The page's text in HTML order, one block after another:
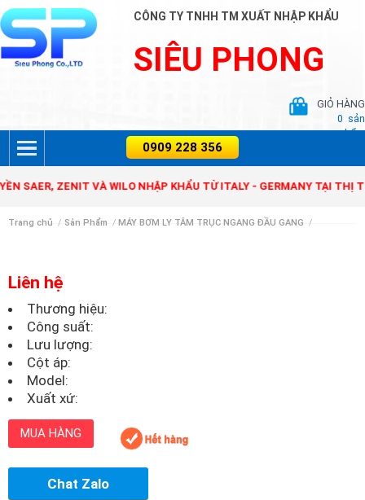
CÔNG TY TNHH TM XUẤT NHẬP KHẨU
SIÊU PHONG
GIỎ HÀNG
0 sản
phẩm
SAER, ZENIT VÀ WILO NHẬP KHẨU TỪ ITALY - GERMANY TẠI THỊ
Trang chủ / Sản Phẩm / MÁY BƠM LY TÂM TRỤC NGANG ĐẦU GANG /
Liên hệ
Thương hiệu:
Công suất:
Lưu lượng:
Cột áp:
Model:
Xuất xứ:
MUA HÀNG
Chat Zalo